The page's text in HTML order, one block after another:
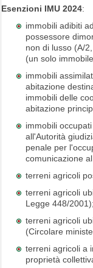
Esenzioni IMU 2024:
immobili adibiti
possessore
non di lusso (A/
(un solo
immobili
abitazione
immobili delle
abitazione
immobili
all'Autorità
penale per
comunicazione
terreni agricoli
terreni agricoli
Legge 448/2001);
terreni agricoli
(Circolare
terreni agricoli a
proprietà